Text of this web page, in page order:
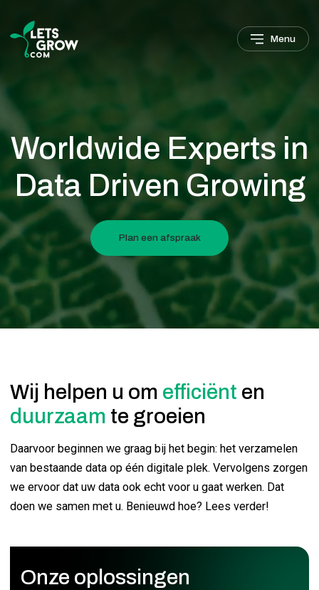
Menu
Worldwide Experts in
Data Driven Growing
Plan een afspraak
Wij helpen u om efficiënt en
duurzaam te groeien
Daarvoor beginnen we graag bij het begin: het verzamelen
van bestaande data op één digitale plek. Vervolgens zorgen
we ervoor dat uw data ook echt voor u gaat werken. Dat
doen we samen met u. Benieuwd hoe? Lees verder!
Onze oplossingen